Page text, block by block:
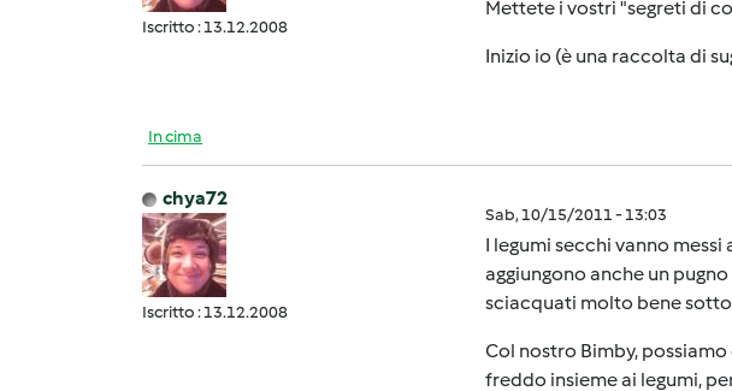
Iscritto : 13.12.2008
Mettete i vostri "segreti di
Inizio io (è una raccolta di
In cima
chya72
Iscritto : 13.12.2008
Sab, 10/15/2011 - 13:03
I legumi secchi vanno
aggiungono anche un
sciacquati molto bene sotto
Col nostro Bimby,
freddo insieme ai legumi,